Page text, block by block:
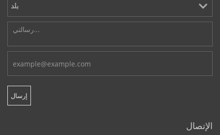
الإتصال